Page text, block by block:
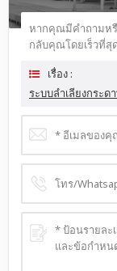
หากคุณมีคำถามหรื
กลับคุณโดยเร็วที่สุ
เรื่อง :
ระบบลำเลียงกระ